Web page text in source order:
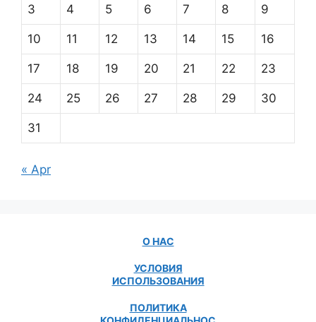
3 4 5 6 7 8 9
10 11 12 13 14 15 16
17 18 19 20 21 22 23
24 25 26 27 28 29 30
31
« Apr
О НАС
УСЛОВИЯ
ИСПОЛЬЗОВАНИЯ
ПОЛИТИКА